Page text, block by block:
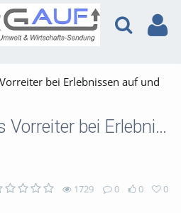
bei Erlebnissen auf und
Zillertal Arena als Vorreiter bei Erlebnissen auf und abseits der Piste
1729 0 0 0